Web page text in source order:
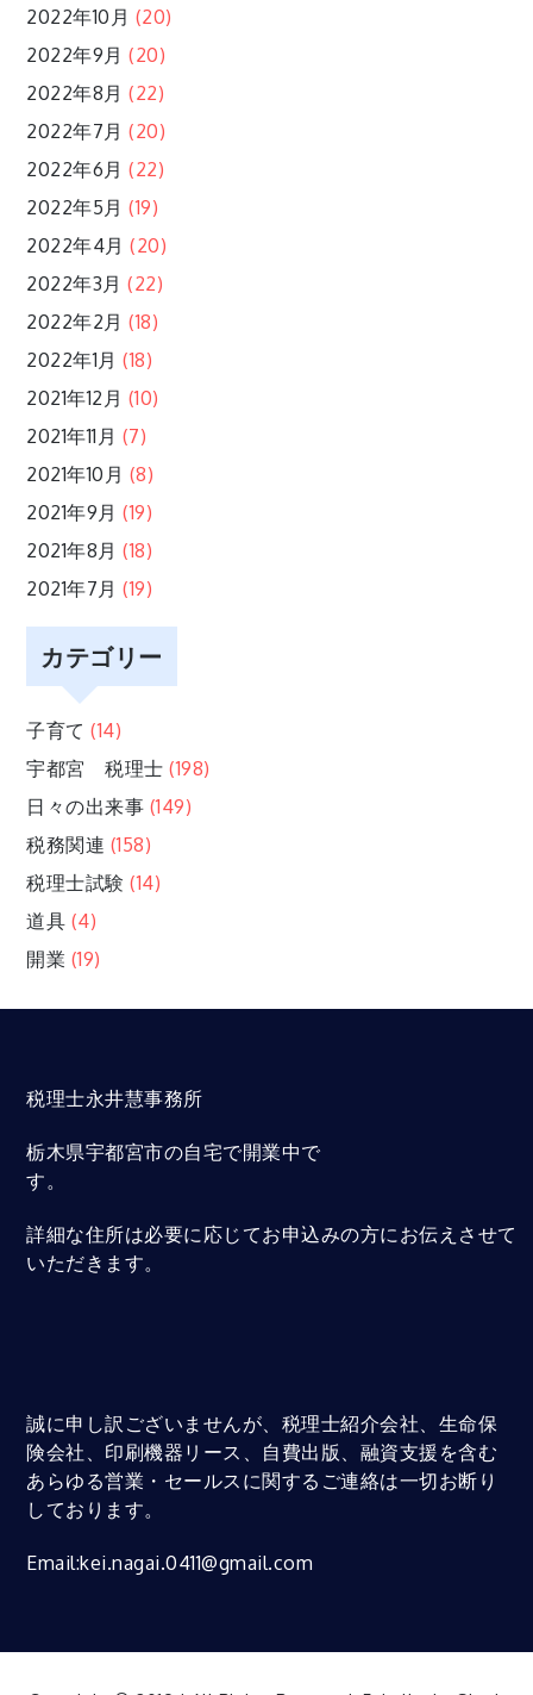
2022年10月 (20)
2022年9月 (20)
2022年8月 (22)
2022年7月 (20)
2022年6月 (22)
2022年5月 (19)
2022年4月 (20)
2022年3月 (22)
2022年2月 (18)
2022年1月 (18)
2021年12月 (10)
2021年11月 (7)
2021年10月 (8)
2021年9月 (19)
2021年8月 (18)
2021年7月 (19)
カテゴリー
子育て (14)
宇都宮 税理士 (198)
日々の出来事 (149)
税務関連 (158)
税理士試験 (14)
道具 (4)
開業 (19)
税理士永井慧事務所
栃木県宇都宮市の自宅で開業中で
す。
詳細な住所は必要に応じてお申込みの方にお伝えさせて
いただきます。
誠に申し訳ございませんが、税理士紹介会社、生命保
険会社、印刷機器リース、自費出版、融資支援を含む
あらゆる営業・セールスに関するご連絡は一切お断り
しております。
Email:kei.nagai.0411@gmail.com